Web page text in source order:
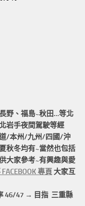
野、福島~秋田…等北
岩手夜間駕駛等經
/本州/九州/四國/沖
秋冬均有~當然也包括
大家參考~有興趣與愛
專頁 大家互
46/47 → 目指 三重縣